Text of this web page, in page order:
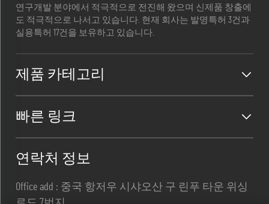
연구개발 분야에서 적극적으로 전진해 왔으며 신제품 창출에
도 적극적으로 나서고 있습니다. 현재 회사는 발명특허 3건과
실용특허 17건을 보유하고 있습니다.
제품 카테고리
빠른 링크
연락처 정보
Office add : 중국 항저우 시샤오산 구 린푸 타운 위싱